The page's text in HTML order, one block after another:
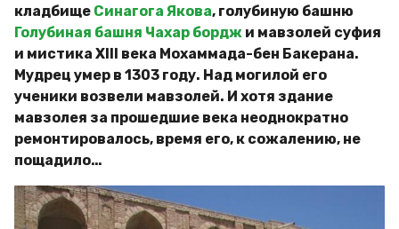
кладбище Синагога Якова, голубиную башню
Голубиная башня Чахар бордж и мавзолей суфия
и мистика ХIII века Мохаммада-бен Бакерана.
Мудрец умер в 1303 году. Над могилой его
ученики возвели мавзолей. И хотя здание
мавзолея за прошедшие века неоднократно
ремонтировалось, время его, к сожалению, не
пощадило…